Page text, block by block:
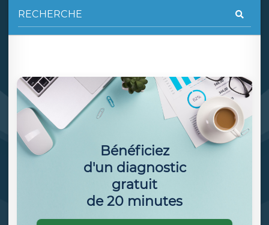
Bénéficiez
d'un diagnostic
gratuit
de 20 minutes